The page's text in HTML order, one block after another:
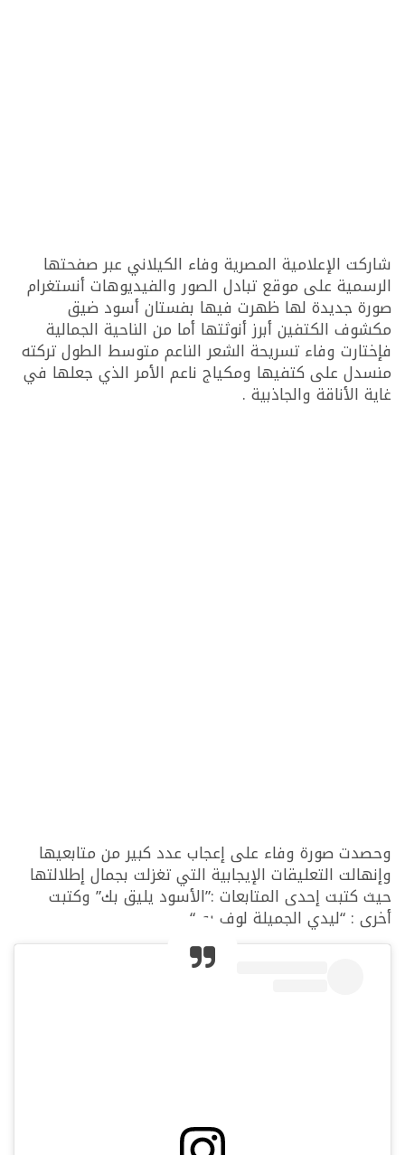
شاركت الإعلامية المصرية وفاء الكيلاني عبر صفحتها
الرسمية على موقع تبادل الصور والفيديوهات أنستغرام
صورة جديدة لها ظهرت فيها بفستان أسود ضيق
مكشوف الكتفين أبرز أنوثتها أما من الناحية الجمالية
فإختارت وفاء تسريحة الشعر الناعم متوسط الطول تركته
منسدل على كتفيها ومكياج ناعم الأمر الذي جعلها في
غاية الأناقة والجاذبية .
وحصدت صورة وفاء على إعجاب عدد كبير من متابعيها
وإنهالت التعليقات الإيجابية التي تغزلت بجمال إطلالتها
حيث كتبت إحدى المتابعات :”الأسود يليق بك” وكتبت
أخرى : “ليدي الجميلة لوف يو “.